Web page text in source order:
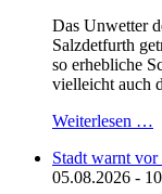
Das Unwetter
Salzdetfurth
so erhebliche
vielleicht auch
Weiterlesen …
Stadt warnt
05.08.2026 -